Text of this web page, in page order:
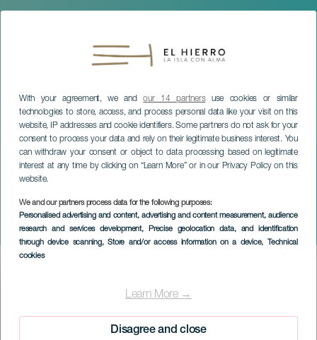
With your agreement, we andour 14 partnersuse cookies or similar
technologies to store, access, and process personal data like your visit on this
website, IP addresses and cookie identifiers. Some partners do not ask for your
consent to process your data and rely on their legitimate business interest. You
can withdraw your consent or object to data processing based on legitimate
interest at any time by clicking on “Learn More” or in our Privacy Policy on this
website.
We and our partners process data for the following purposes:
Personalised advertising and content, advertising and content measurement, audience
research and services development, Precise geolocation data, and identification
through device scanning, Store and/or access information on a device, Technical
cookies
Learn More →
Disagree and close
Die Beerdigung der
Sardine